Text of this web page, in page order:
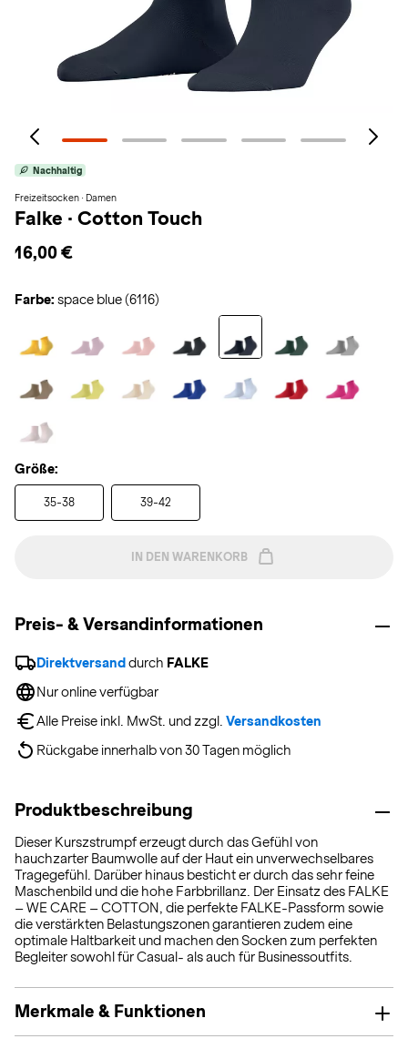
Nachhaltig
Freizeitsocken · Damen
Falke · Cotton Touch
16,00 €
Farbe: space blue (6116)
Größe:
35-38 39-42
IN DEN WARENKORB
Preis- & Versandinformationen
Direktversand durch FALKE
Nur online verfügbar
Alle Preise inkl. MwSt. und zzgl. Versandkosten
Rückgabe innerhalb von 30 Tagen möglich
Produktbeschreibung
Dieser Kurszstrumpf erzeugt durch das Gefühl von
hauchzarter Baumwolle auf der Haut ein unverwechselbares
Tragegefühl. Darüber hinaus besticht er durch das sehr feine
Maschenbild und die hohe Farbbrillanz. Der Einsatz des FALKE
– WE CARE – COTTON, die perfekte FALKE-Passform sowie
die verstärkten Belastungszonen garantieren zudem eine
optimale Haltbarkeit und machen den Socken zum perfekten
Begleiter sowohl für Casual- als auch für Businessoutfits.
Merkmale & Funktionen